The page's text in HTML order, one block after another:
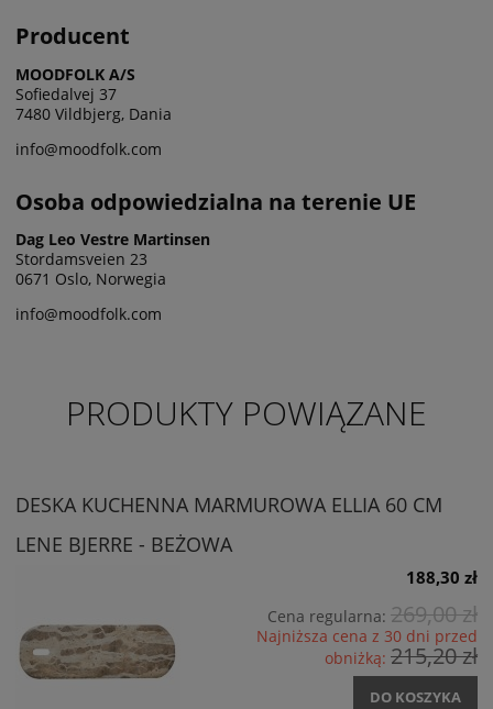
Producent
MOODFOLK A/S
Sofiedalvej 37
7480 Vildbjerg, Dania
info@moodfolk.com
Osoba odpowiedzialna na terenie UE
Dag Leo Vestre Martinsen
Stordamsveien 23
0671 Oslo, Norwegia
info@moodfolk.com
PRODUKTY POWIĄZANE
DESKA KUCHENNA MARMUROWA ELLIA 60 CM
LENE BJERRE - BEŻOWA
188,30 zł
Cena regularna: 269,00 zł
Najniższa cena z 30 dni przed
obniżką: 215,20 zł
DO KOSZYKA